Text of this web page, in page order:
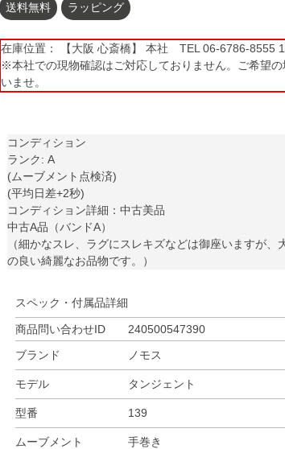
送料無料 ラッピング
在庫位置： 【大阪 心斎橋】 本社 TEL 06-6786-8555
※本社での現物確認はご対応しておりません。ご希望
いませ。
コンディション
ランク: A
(ムーブメント点検済)
(平均日差+2秒)
コンディション詳細：中古美品
中古A品（バンドA）
（細かなスレ、ラグにスレキズなどは御座いますが、
の良い綺麗なお品物です。）
スペック・付属品詳細
商品問い合わせID
240500547390
ブランド
ノモス
モデル タンジェント
型番 139
ムーブメント 手巻き